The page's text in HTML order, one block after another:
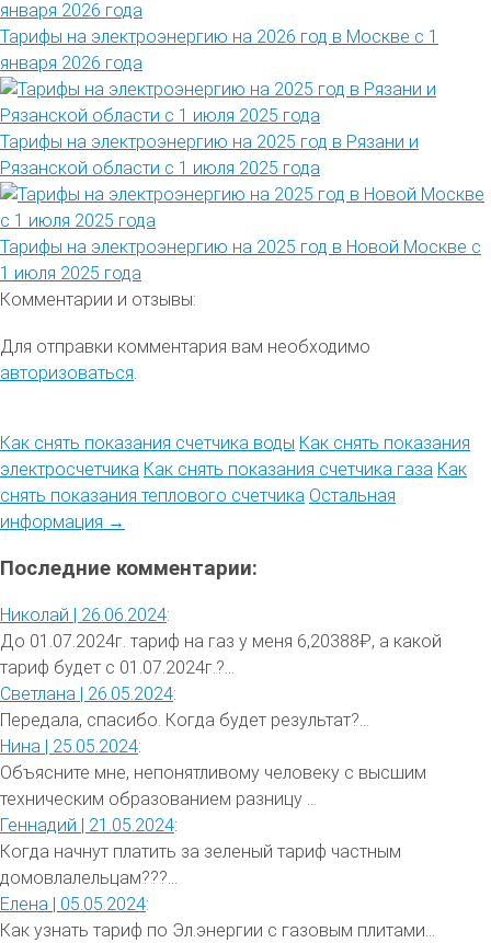
Тарифы на электроэнергию на 2026 год в Москве с 1
января 2026 года
Тарифы на электроэнергию на 2025 год в Рязани и
Рязанской области с 1 июля 2025 года
Тарифы на электроэнергию на 2025 год в Новой Москве с
1 июля 2025 года
Комментарии и отзывы:
Для отправки комментария вам необходимо
авторизоваться
Как снять показания счетчика воды Как снять показания
электросчетчика Как снять показания счетчика газа Как
снять показания теплового счетчика Остальная
информация →
Последние комментарии:
Николай | 26.06.2024:
До 01.07.2024г. тариф на газ у меня 6,20388₽, а какой
тариф будет с 01.07.2024г.?...
Светлана | 26.05.2024:
Передала, спасибо. Когда будет результат?...
Нина | 25.05.2024:
Объясните мне, непонятливому человеку с высшим
техническим образованием разницу ...
Геннадий | 21.05.2024:
Когда начнут платить за зеленый тариф частным
домовлалельцам???...
Елена | 05.05.2024:
Как узнать тариф по Эл.энергии с газовым плитами...